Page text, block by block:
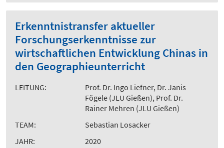
Erkenntnistransfer aktueller
Forschungserkenntnisse zur
wirtschaftlichen Entwicklung Chinas in
den Geographieunterricht
LEITUNG:
Prof. Dr. Ingo Liefner, Dr. Janis
Fögele (JLU Gießen), Prof. Dr.
Rainer Mehren (JLU Gießen)
TEAM:
Sebastian Losacker
JAHR:
2020